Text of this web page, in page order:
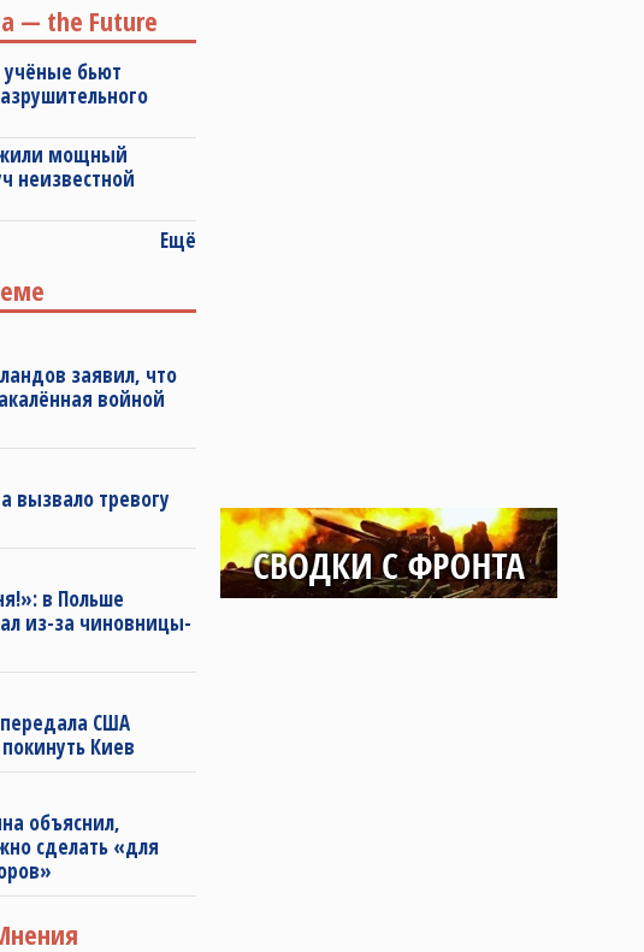
— the Future
бьют
мощный
неизвестной
Ещё
заявил, что
войной
вызвало тревогу
в Польше
из-за чиновницы-
США
Киев
объяснил,
сделать «для